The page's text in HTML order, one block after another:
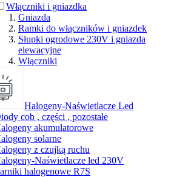
Włączniki i gniazdka
Gniazda
Ramki do włączników i gniazdek
Słupki ogrodowe 230V i gniazda
elewacyjne
Włączniki
Halogeny-Naświetlacze Led
cob , części , pozostałe
akumulatorowe
solarne
z czujką ruchu
Naświetlacze led 230V
halogenowe R7S